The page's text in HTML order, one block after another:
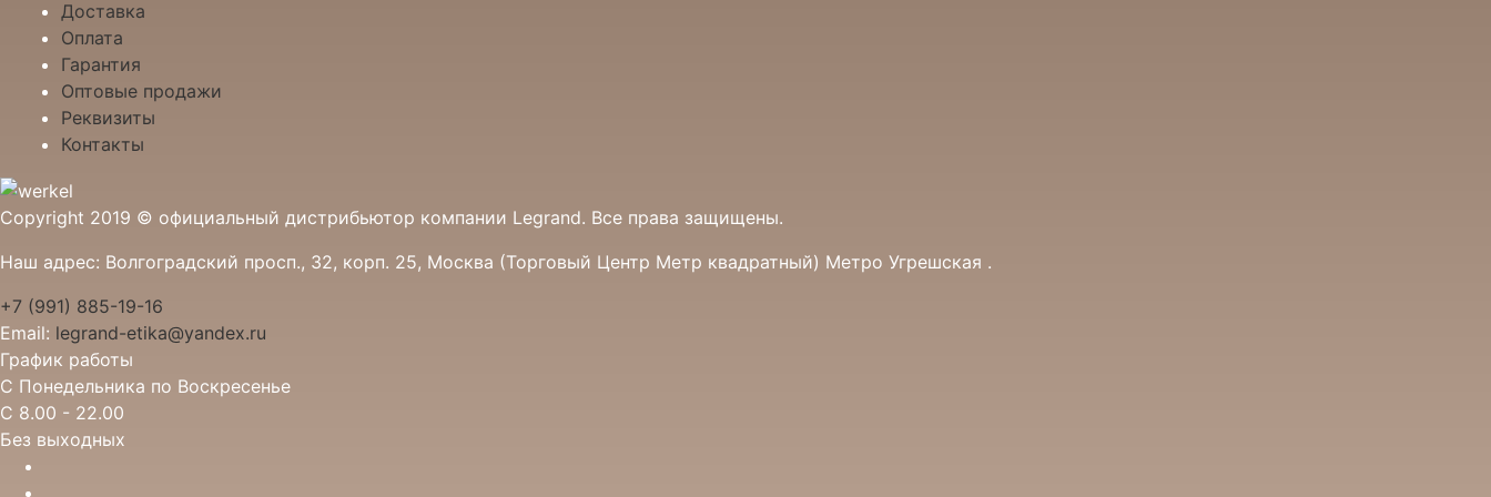
Доставка
Оплата
Гарантия
Оптовые продажи
Реквизиты
Контакты
Copyright 2019 © официальный дистрибьютор компании Legrand. Все права защищены.
Наш адрес: Волгоградский просп., 32, корп. 25, Москва (Торговый Центр Метр квадратный) Метро Угрешская .
+7 (991) 885-19-16
Email: legrand-etika@yandex.ru
График работы
С Понедельника по Воскресенье
С 8.00 - 22.00
Без выходных